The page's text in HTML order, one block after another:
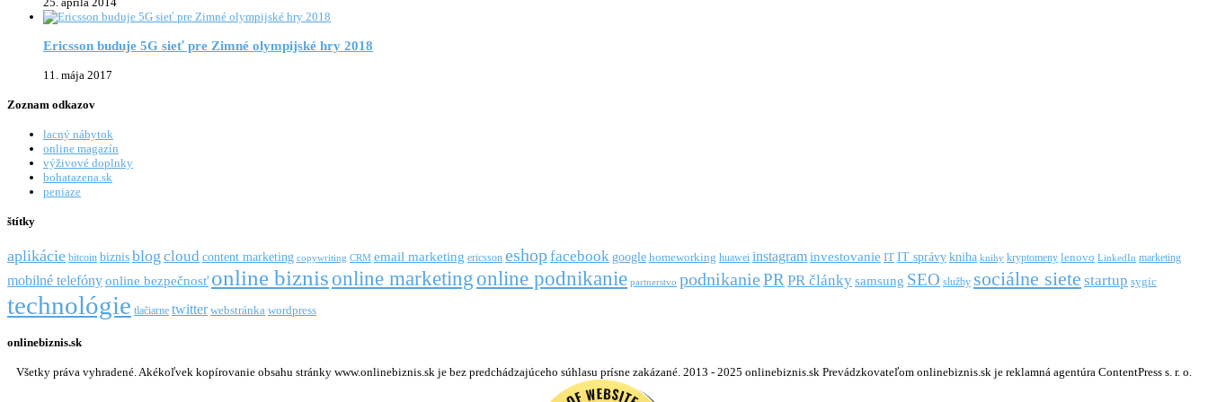
Ericsson buduje 5G sieť pre Zimné olympijské hry 2018
11. mája 2017
Zoznam odkazov
lacný nábytok
online magazín
výživové doplnky
bohatazena.sk
peniaze
štítky
aplikácie bitcoin biznisblog cloud content marketing copywriting CRM email marketing ericsson eshopfacebook google homeworking huawei instagraminvestovanie IT IT správykniha knihy kryptomeny lenovo LinkedIn marketing
mobilné telefónyonline bezpečnosť online biznisonline marketingonline podnikanie partnerstvo podnikaniePR PR článkysamsung SEO služby sociálne siete startup sygic
technológie tlačiarne twitter webstránka wordpress
onlinebiznis.sk
Všetky práva vyhradené. Akékoľvek kopírovanie obsahu stránky www.onlinebiznis.sk je bez predchádzajúceho súhlasu prísne zakázané. 2013 - 2025 onlinebiznis.sk Prevádzkovateľom onlinebiznis.sk je reklamná agentúra ContentPress s. r. o.